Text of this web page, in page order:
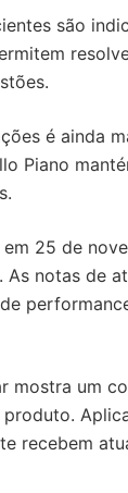
são
é ainda
Piano
em 25 de
As notas de
mostra um
recebem